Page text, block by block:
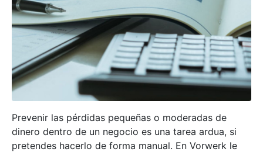
Prevenir las pérdidas pequeñas o moderadas de
dinero dentro de un negocio es una tarea ardua, si
pretendes hacerlo de forma manual. En Vorwerk le